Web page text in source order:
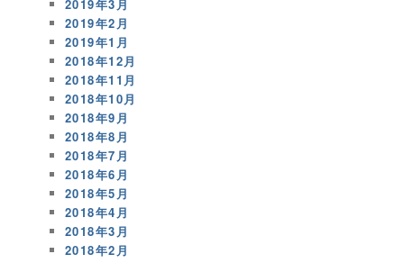
2019年3月
2019年2月
2019年1月
2018年12月
2018年11月
2018年10月
2018年9月
2018年8月
2018年7月
2018年6月
2018年5月
2018年4月
2018年3月
2018年2月